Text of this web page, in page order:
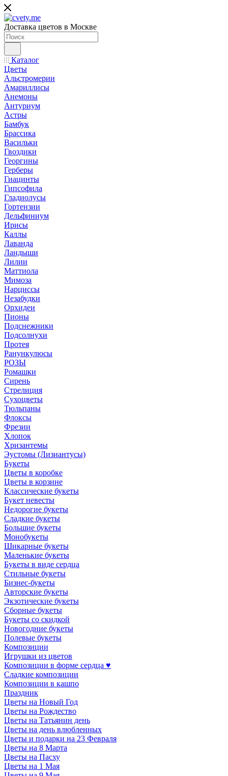
Доставка цветов в Москве
Каталог
Цветы
Альстромерии
Амариллисы
Анемоны
Антуриум
Астры
Бамбук
Брассика
Васильки
Гвоздики
Георгины
Герберы
Гиацинты
Гипсофила
Гладиолусы
Гортензии
Дельфиниум
Ирисы
Каллы
Лаванда
Ландыши
Лилии
Маттиола
Мимоза
Нарциссы
Незабудки
Орхидеи
Пионы
Подснежники
Подсолнухи
Протея
Ранункулюсы
РОЗЫ
Ромашки
Сирень
Стрелиция
Сухоцветы
Тюльпаны
Флоксы
Фрезии
Хлопок
Хризантемы
Эустомы (Лизиантусы)
Букеты
Цветы в коробке
Цветы в корзине
Классические букеты
Букет невесты
Недорогие букеты
Сладкие букеты
Большие букеты
Монобукеты
Шикарные букеты
Маленькие букеты
Букеты в виде сердца
Стильные букеты
Бизнес-букеты
Авторские букеты
Экзотические букеты
Сборные букеты
Букеты со скидкой
Новогодние букеты
Полевые букеты
Композиции
Игрушки из цветов
Композиции в форме сердца ♥
Сладкие композиции
Композиции в кашпо
Праздник
Цветы на Новый Год
Цветы на Рождество
Цветы на Татьянин день
Цветы на день влюбленных
Цветы и подарки на 23 Февраля
Цветы на 8 Марта
Цветы на Пасху
Цветы на 1 Мая